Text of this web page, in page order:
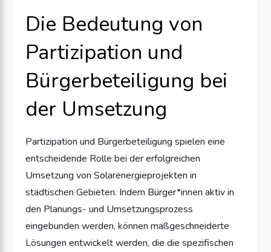
Die Bedeutung von
Partizipation und
Bürgerbeteiligung bei
der Umsetzung
Partizipation und Bürgerbeteiligung spielen eine
entscheidende Rolle bei der erfolgreichen
Umsetzung von Solarenergieprojekten in
städtischen Gebieten. Indem Bürger*innen aktiv in
den Planungs- und Umsetzungsprozess
eingebunden werden, können maßgeschneiderte
Lösungen entwickelt werden, die die spezifischen